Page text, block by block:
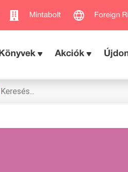
Mintabolt Foreign
Könyvek Akciók